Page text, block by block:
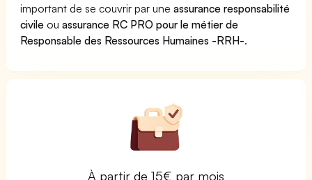
important de se couvrir par uneassurance responsabilité
civile ouassurance RC PRO pour le métier de
Responsable des Ressources Humaines -RRH-.
À partir de 15€ par mois